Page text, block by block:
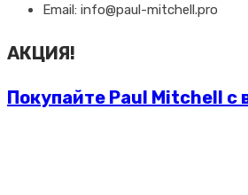
Email: info@paul-mitchell.pro
АКЦИЯ!
Покупайте Paul Mitchell с